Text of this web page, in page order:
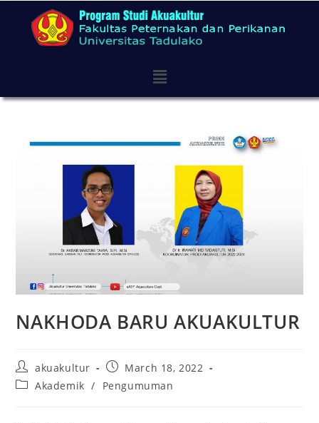
NAKHODA BARU AKUAKULTUR
akuakultur
March 18, 2022
Akademik / Pengumuman